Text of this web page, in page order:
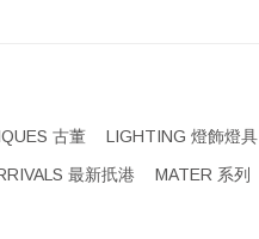
古董 LIGHTING 燈飾燈具
最新扺港 MATER 系列